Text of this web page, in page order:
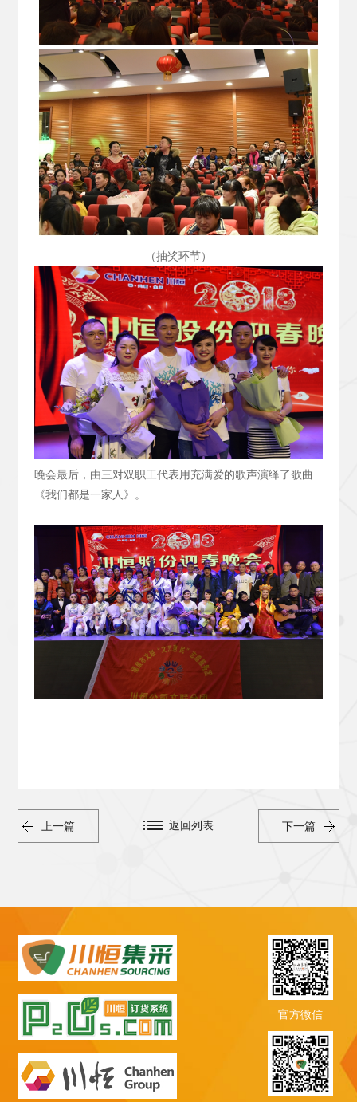
（抽奖环节）
晚会最后，由三对双职工代表用充满爱的歌声演绎了歌曲
《我们都是一家人》。
上一篇 下一篇
返回列表
官方微信